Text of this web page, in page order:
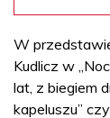
W
Kudlicz w
lat, z biegiem
kapeluszu”